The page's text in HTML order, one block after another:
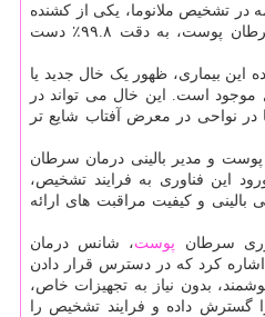
در تشخیص ملانوما، یکی از کشنده
ترین و خطرناک ترین انواع سرطان پوست، به دقت ۹۹.۸٪ دست
این بیماری، ظهور یک خال جدید یا
موجود است. این خال می تواند در
در نواحی در معرض آفتاب شایع تر
و مدیر بالینی درمان سرطان
این فناوری به فرایند تشخیص،
بالینی و کیفیت مراقبت های ارائه
سرطان پوست، شانس درمان
کرد که در دسترس قرار دادن
بدون نیاز به تجهیزات خاص،
گسترش داده و فرایند تشخیص را